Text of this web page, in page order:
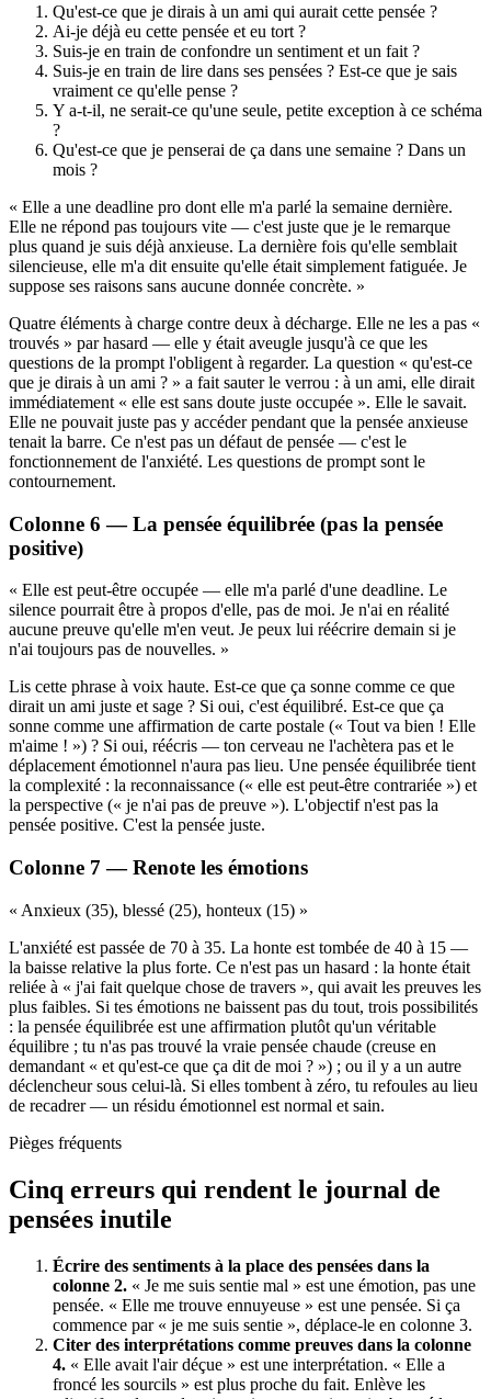
Qu'est-ce que je dirais à un ami qui aurait cette pensée ?
Ai-je déjà eu cette pensée et eu tort ?
Suis-je en train de confondre un sentiment et un fait ?
Suis-je en train de lire dans ses pensées ? Est-ce que je sais
vraiment ce qu'elle pense ?
Y a-t-il, ne serait-ce qu'une seule, petite exception à ce schéma
?
Qu'est-ce que je penserai de ça dans une semaine ? Dans un
mois ?
« Elle a une deadline pro dont elle m'a parlé la semaine dernière.
Elle ne répond pas toujours vite — c'est juste que je le remarque
plus quand je suis déjà anxieuse. La dernière fois qu'elle semblait
silencieuse, elle m'a dit ensuite qu'elle était simplement fatiguée. Je
suppose ses raisons sans aucune donnée concrète. »
Quatre éléments à charge contre deux à décharge. Elle ne les a pas «
trouvés » par hasard — elle y était aveugle jusqu'à ce que les
questions de la prompt l'obligent à regarder. La question « qu'est-ce
que je dirais à un ami ? » a fait sauter le verrou : à un ami, elle dirait
immédiatement « elle est sans doute juste occupée ». Elle le savait.
Elle ne pouvait juste pas y accéder pendant que la pensée anxieuse
tenait la barre. Ce n'est pas un défaut de pensée — c'est le
fonctionnement de l'anxiété. Les questions de prompt sont le
contournement.
Colonne 6 — La pensée équilibrée (pas la pensée
positive)
« Elle est peut-être occupée — elle m'a parlé d'une deadline. Le
silence pourrait être à propos d'elle, pas de moi. Je n'ai en réalité
aucune preuve qu'elle m'en veut. Je peux lui réécrire demain si je
n'ai toujours pas de nouvelles. »
Lis cette phrase à voix haute. Est-ce que ça sonne comme ce que
dirait un ami juste et sage ? Si oui, c'est équilibré. Est-ce que ça
sonne comme une affirmation de carte postale (« Tout va bien ! Elle
m'aime ! ») ? Si oui, réécris — ton cerveau ne l'achètera pas et le
déplacement émotionnel n'aura pas lieu. Une pensée équilibrée tient
la complexité : la reconnaissance (« elle est peut-être contrariée ») et
la perspective (« je n'ai pas de preuve »). L'objectif n'est pas la
pensée positive. C'est la pensée juste.
Colonne 7 — Renote les émotions
« Anxieux (35), blessé (25), honteux (15) »
L'anxiété est passée de 70 à 35. La honte est tombée de 40 à 15 —
la baisse relative la plus forte. Ce n'est pas un hasard : la honte était
reliée à « j'ai fait quelque chose de travers », qui avait les preuves les
plus faibles. Si tes émotions ne baissent pas du tout, trois possibilités
: la pensée équilibrée est une affirmation plutôt qu'un véritable
équilibre ; tu n'as pas trouvé la vraie pensée chaude (creuse en
demandant « et qu'est-ce que ça dit de moi ? ») ; ou il y a un autre
déclencheur sous celui-là. Si elles tombent à zéro, tu refoules au lieu
de recadrer — un résidu émotionnel est normal et sain.
Pièges fréquents
Cinq erreurs qui rendent le journal de
pensées inutile
Écrire des sentiments à la place des pensées dans la
colonne 2. « Je me suis sentie mal » est une émotion, pas une
pensée. « Elle me trouve ennuyeuse » est une pensée. Si ça
commence par « je me suis sentie », déplace-le en colonne 3.
Citer des interprétations comme preuves dans la colonne
4. « Elle avait l'air déçue » est une interprétation. « Elle a
froncé les sourcils » est plus proche du fait. Enlève les